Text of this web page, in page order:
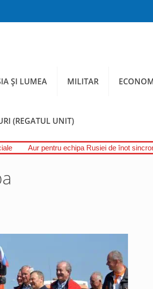
ȘI LUMEA MILITAR
(REGATUL UNIT)
Aur pentru echipa Rusiei de înot